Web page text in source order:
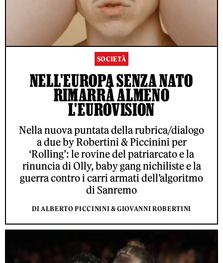
SOCIETÀ
NELL'EUROPA SENZA NATO
RIMARRÀ ALMENO
L'EUROVISION
Nella nuova puntata della rubrica/dialogo
a due by Robertini & Piccinini per
‘Rolling’: le rovine del patriarcato e la
rinuncia di Olly, baby gang nichiliste e la
guerra contro i carri armati dell’algoritmo
di Sanremo
DI ALBERTO PICCININI & GIOVANNI ROBERTINI